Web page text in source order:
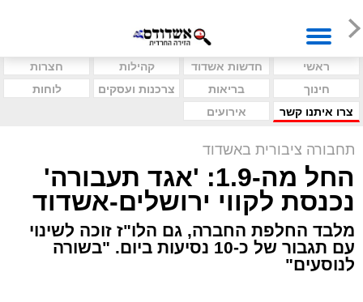
ראשי חדשות אשדוד קהילות
חצרות
חינוך
בריאות צרכנות ועסקים
לוחות
צרו איתנו קשר
אירועים
תחבורה ציבורית באשדוד
החל מה-1.9: 'אגד תעבורה'
נכנסת לקווי ירושלים-אשדוד
מלבד החלפת החברה, גם הלו"ז זוכה לשינוי
עם תגבור של כ-10 נסיעות ביום. "בשורה
לנוסעים"